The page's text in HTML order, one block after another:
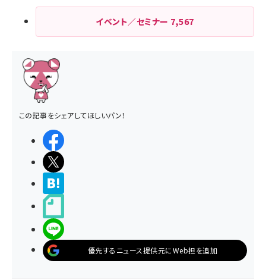
イベント／セミナー 7,567
この記事をシェアしてほしいパン！
優先するニュース提供元にWeb担を追加